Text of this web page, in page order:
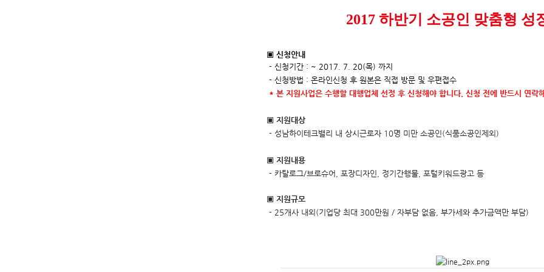
2017 하반기 소공인 맞춤형 성
▣ 신청안내
- 신청기간 : ~ 2017. 7. 20(목) 까지
- 신청방법 : 온라인신청 후 원본은 직접 방문 및 우편접수
* 본 지원사업은 수행할 대행업체 선정 후 신청해야 합니다. 신청 전에 반드시 연락
▣ 지원대상
- 성남하이테크밸리 내 상시근로자 10명 미만 소공인(식품소공인제외)
▣ 지원내용
- 카탈로그/브로슈어, 포장디자인, 정기간행물, 포털키워드광고 등
▣ 지원규모
- 25개사 내외(기업당 최대 300만원 / 자부담 없음, 부가세와 추가금액만 부담)